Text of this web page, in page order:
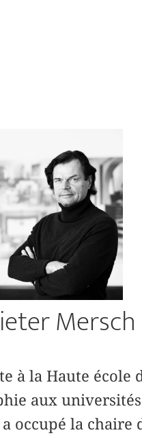
Mersch
à la Haute école
aux
occupé la chaire